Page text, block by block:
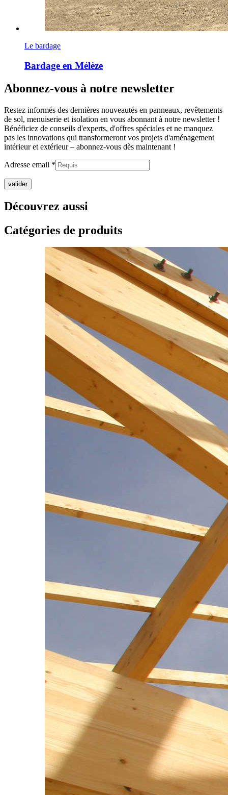
Le bardage
Bardage en Mélèze
Abonnez-vous à notre newsletter
Restez informés des dernières nouveautés en panneaux, revêtements
de sol, menuiserie et isolation en vous abonnant à notre newsletter !
Bénéficiez de conseils d'experts, d'offres spéciales et ne manquez
pas les innovations qui transformeront vos projets d'aménagement
intérieur et extérieur – abonnez-vous dès maintenant !
Adresse email *
Découvrez aussi
Catégories de produits